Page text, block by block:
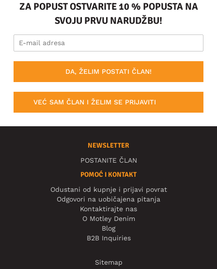
ZA POPUST OSTVARITE 10 % POPUSTA NA
SVOJU PRVU NARUDŽBU!
DA, ŽELIM POSTATI ČLAN!
VEĆ SAM ČLAN I ŽELIM SE PRIJAVITI
NEWSLETTER
POSTANITE ČLAN
POMOĆ I KONTAKT
Odustani od kupnje i prijavi povrat
Odgovori na uobičajena pitanja
Kontaktirajte nas
O Motley Denim
Blog
B2B Inquiries
Sitemap